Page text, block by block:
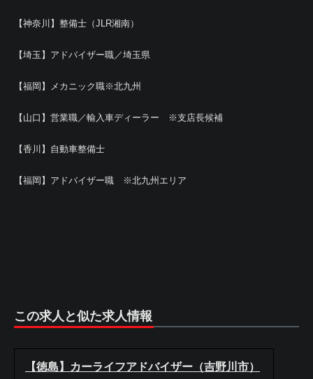
【神奈川】整備士（JLR湘南）
【埼玉】アドバイザー職／埼玉県
【福岡】メカニック職※北九州
【山口】営業職／輸入車ディーラー ※支店長候補
【香川】自動車整備士
【福岡】アドバイザー職 ※北九州エリア
この求人と似た求人情報
【徳島】カーライフアドバイザー（吉野川市）